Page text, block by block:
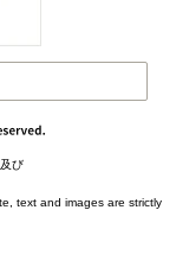
閉じる
び
text and images are strictly